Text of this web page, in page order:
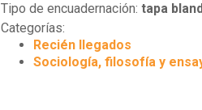
Tipo de encuadernación: tapa
Categorías:
Recién llegados
Sociología, filosofía y